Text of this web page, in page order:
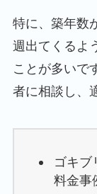
特に、築年数
週出てくるよ
ことが多いで
者に相談し、
ゴキブ
料金事